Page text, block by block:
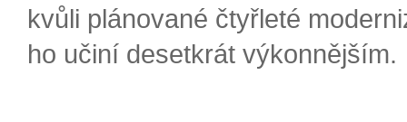
kvůli plánované čtyřleté
ho učiní desetkrát výkonnějším.